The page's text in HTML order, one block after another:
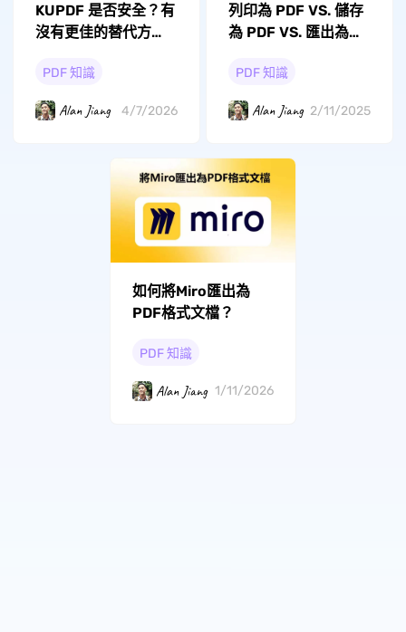
KUPDF 是否安全？有
沒有更佳的替代方
PDF 知識
Alan Jiang 4/7/2026
列印為 PDF VS. 儲存
為 PDF VS. 匯出為
PDF 知識
Alan Jiang 2/11/2025
如何將Miro匯出為
PDF格式文檔？
PDF 知識
Alan Jiang 1/11/2026